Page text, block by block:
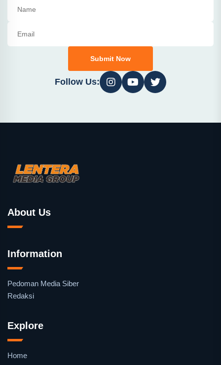
Submit Now
Follow Us:
About Us
Information
Pedoman Media Siber
Redaksi
Explore
Home